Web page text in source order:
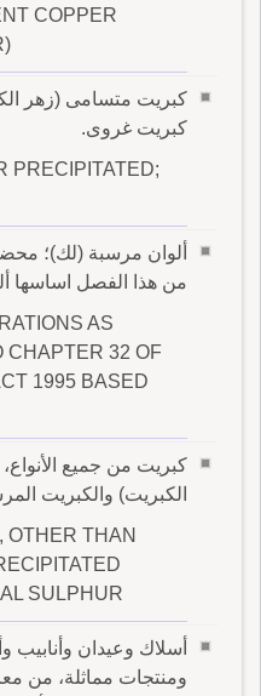
COPPER
كبريت متسامى (زهر
كبريت غروى.
PRECIPITATED;
من هذا الفصل اساسها
AS
CHAPTER 32 OF
1995 BASED
كبريت من جميع
الكبريت) والكبريت
OTHER THAN
SULPHUR
أسلاك وعيدان وأنابيب
ومنتجات مماثلة، من